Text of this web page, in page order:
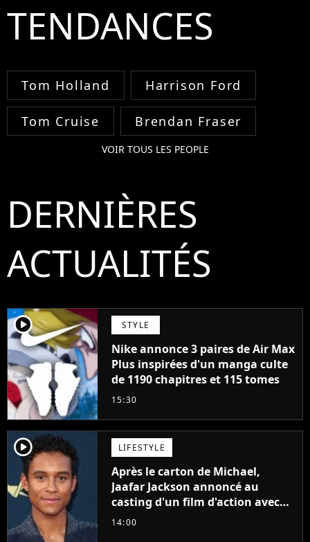
TENDANCES
Tom Holland Harrison Ford
Tom Cruise Brendan Fraser
VOIR TOUS LES PEOPLE
DERNIÈRES
ACTUALITÉS
player2 STYLE
Nike annonce 3 paires de Air Max
Plus inspirées d'un manga culte
de 1190 chapitres et 115 tomes
15:30
player2 LIFESTYLE
Après le carton de Michael,
Jaafar Jackson annoncé au
casting d'un film d'action avec
Will Smith
14:00